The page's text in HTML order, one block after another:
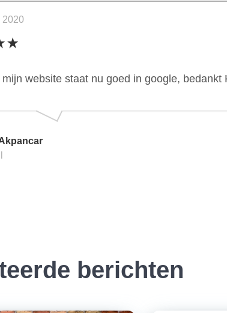
2020
website staat nu goed in google, bedankt
berichten